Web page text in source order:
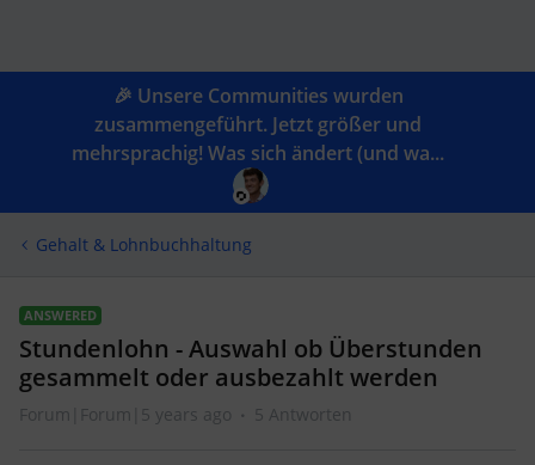
🎉 Unsere Communities wurden
zusammengeführt. Jetzt größer und
mehrsprachig! Was sich ändert (und wa...
Gehalt & Lohnbuchhaltung
ANSWERED
Stundenlohn - Auswahl ob Überstunden
gesammelt oder ausbezahlt werden
Forum|Forum|5 years ago 5 Antworten